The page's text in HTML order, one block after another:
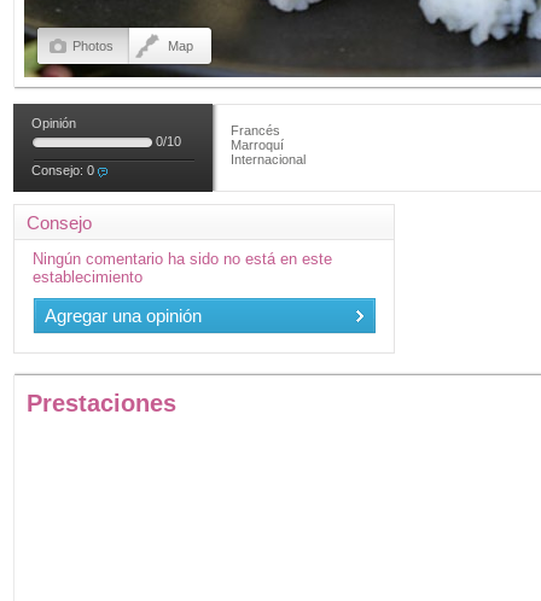
Photos Map
Opinión
0/10
Consejo: 0
Francés
Marroquí
Internacional
Consejo
Ningún comentario ha sido no está en este
establecimiento
Agregar una opinión
Prestaciones